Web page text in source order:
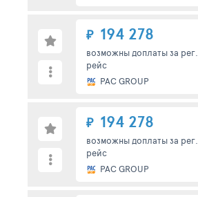
₽ 194 278
возможны доплаты за рег.
рейс
PAC GROUP
₽ 194 278
возможны доплаты за рег.
рейс
PAC GROUP